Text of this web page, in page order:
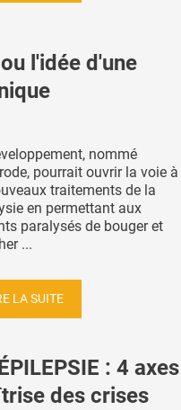
l'idée d'une
nommé
pourrait ouvrir la voie à
traitements de la
en permettant aux
paralysés de bouger et
...
LA SUITE
: 4 axes
des crises